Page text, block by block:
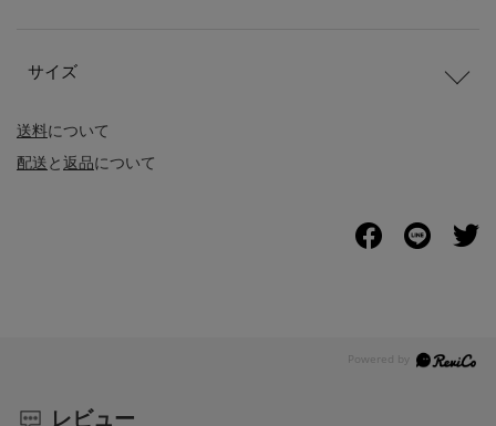
送料について
配送と返品について
サイズ
レビュー